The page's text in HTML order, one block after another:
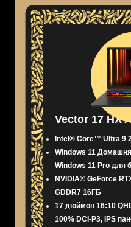
Vector 17 HX
Intel® Core™ Ultra 9
Windows 11
Windows 11 Pro для
NVIDIA® GeForce
GDDR7 16ГБ
17 дюймов 16:10
100% DCI-P3, IPS